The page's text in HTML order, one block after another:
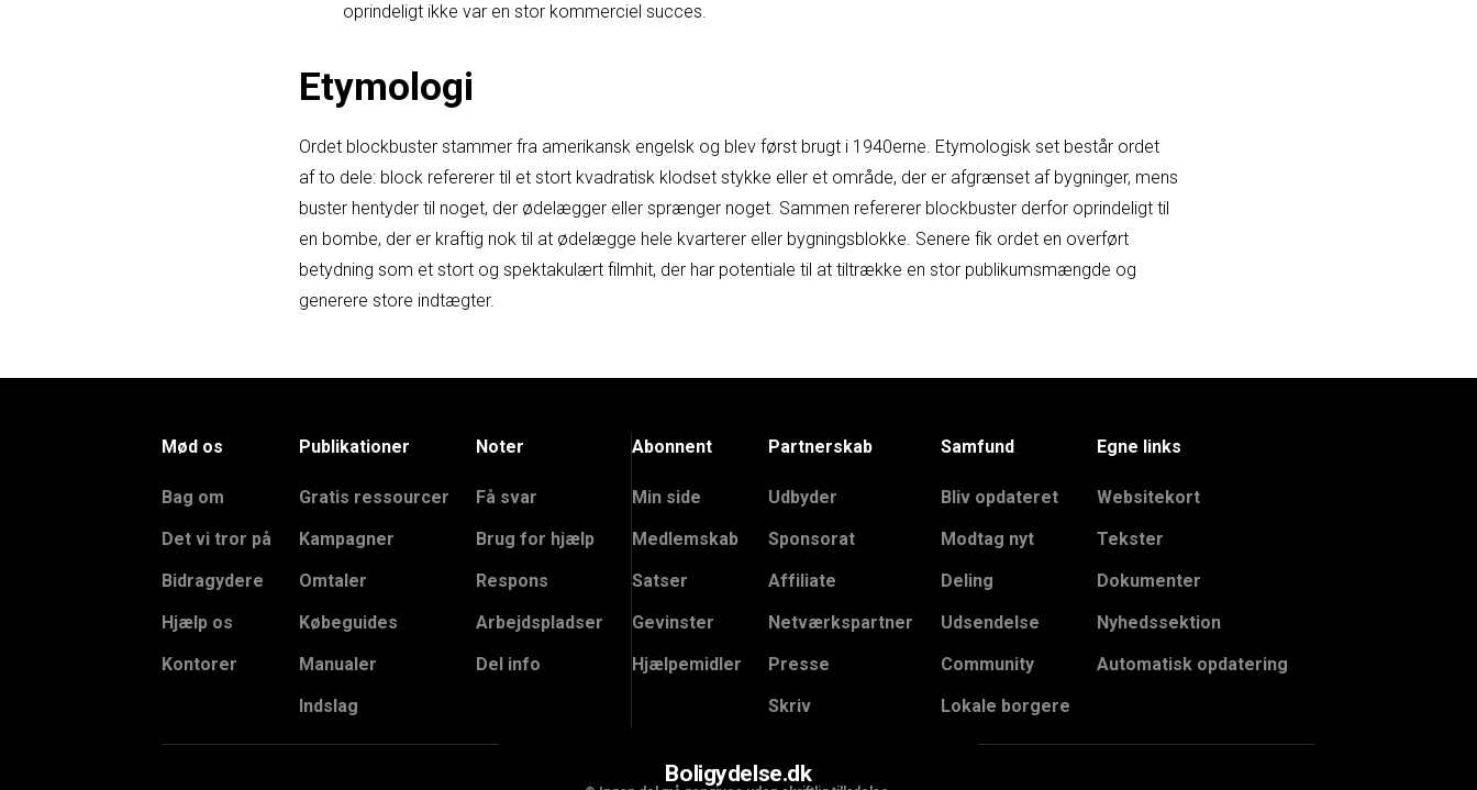
oprindeligt ikke var en stor kommerciel succes.
Etymologi
Ordet blockbuster stammer fra amerikansk engelsk og blev først brugt i 1940erne. Etymologisk set består ordet
af to dele: block refererer til et stort kvadratisk klodset stykke eller et område, der er afgrænset af bygninger, mens
buster hentyder til noget, der ødelægger eller sprænger noget. Sammen refererer blockbuster derfor oprindeligt til
en bombe, der er kraftig nok til at ødelægge hele kvarterer eller bygningsblokke. Senere fik ordet en overført
betydning som et stort og spektakulært filmhit, der har potentiale til at tiltrække en stor publikumsmængde og
generere store indtægter.
Boligydelse.dk
Mød os
Bag om
Det vi tror på
Bidragydere
Hjælp os
Kontorer
Publikationer
Gratis ressourcer
Kampagner
Omtaler
Købeguides
Manualer
Indslag
Noter
Få svar
Brug for hjælp
Respons
Arbejdspladser
Del info
Abonnent
Min side
Medlemskab
Satser
Gevinster
Hjælpemidler
Partnerskab
Udbyder
Sponsorat
Affiliate
Netværkspartner
Presse
Skriv
Samfund
Bliv opdateret
Modtag nyt
Deling
Udsendelse
Community
Lokale borgere
Egne links
Websitekort
Tekster
Dokumenter
Nyhedssektion
Automatisk opdatering